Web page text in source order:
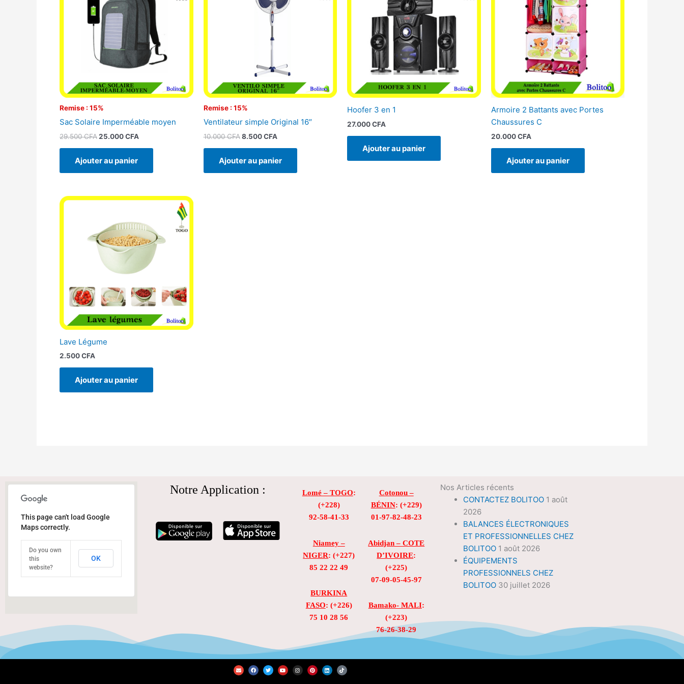
Remise : 15%
Sac Solaire Imperméable moyen
29.500CFA
29.500 CFA.
25.000CFA
25.000 CFA.
Ajouter au panier
Remise : 15%
Ventilateur simple Original 16″
10.000CFA
10.000 CFA.
8.500CFA
8.500 CFA.
Ajouter au panier
Hoofer 3 en 1
27.000CFA
Ajouter au panier
Armoire 2 Battants avec Portes
Chaussures C
20.000CFA
Ajouter au panier
Lave Légume
2.500CFA
Ajouter au panier
This page can't load Google
Maps correctly.
Do you own
this
website?
OK
Notre Application : Lomé – TOGO:
(+228)
92-58-41-33
Niamey –
NIGER: (+227)
85 22 22 49
BURKINA
FASO: (+226)
75 10 28 56
Cotonou –
BÉNIN: (+229)
01-97-82-48-23
Abidjan – COTE
D’IVOIRE:
(+225)
07-09-05-45-97
Bamako- MALI:
(+223)
76-26-38-29
Nos Articles récents
CONTACTEZ BOLITOO 1 août
2026
BALANCES ÉLECTRONIQUES
ET PROFESSIONNELLES CHEZ
BOLITOO 1 août 2026
ÉQUIPEMENTS
PROFESSIONNELS CHEZ
BOLITOO 30 juillet 2026
E
n
v
F
a
c
T
w
i
Y
o
u
I
n
s
P
i
n
L
i
n
T
i
k